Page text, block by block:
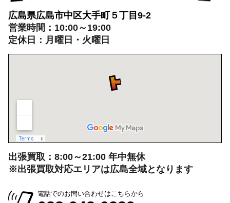
出張買取：8:00～21:00 年中無休
電話でのお問い合わせはこちらから
082-942-0389